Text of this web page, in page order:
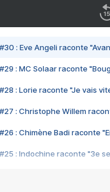
#30 : Eve Angeli raconte
#29 : MC Solaar raconte
#28 : Lorie raconte "Je vais
#27 : Christophe Willem
#26 : Chimène Badi raconte
#25 : Indochine raconte "3e